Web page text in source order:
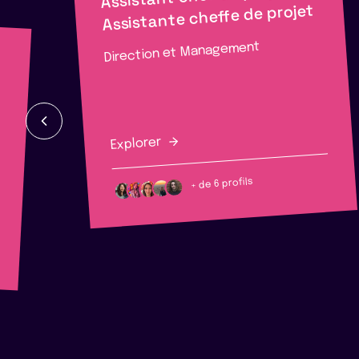
Assistante cheffe de projet
Direction et Management
Explorer
+ de 6 profils